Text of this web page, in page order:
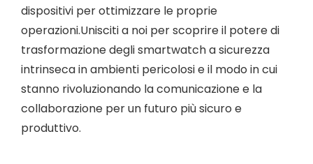
dispositivi per ottimizzare le proprie
operazioni.Unisciti a noi per scoprire il potere di
trasformazione degli smartwatch a sicurezza
intrinseca in ambienti pericolosi e il modo in cui
stanno rivoluzionando la comunicazione e la
collaborazione per un futuro più sicuro e
produttivo.